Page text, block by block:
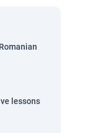
Romanian
lessons